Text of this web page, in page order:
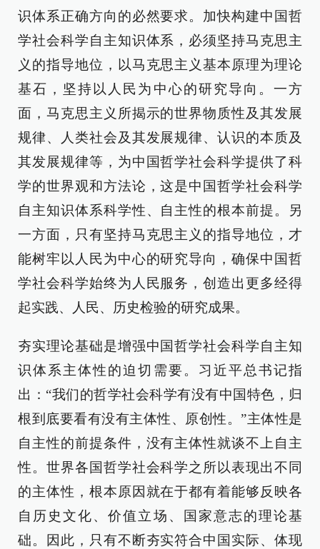
识体系正确方向的必然要求。加快构建中国哲
学社会科学自主知识体系，必须坚持马克思主
义的指导地位，以马克思主义基本原理为理论
基石，坚持以人民为中心的研究导向。一方
面，马克思主义所揭示的世界物质性及其发展
规律、人类社会及其发展规律、认识的本质及
其发展规律等，为中国哲学社会科学提供了科
学的世界观和方法论，这是中国哲学社会科学
自主知识体系科学性、自主性的根本前提。另
一方面，只有坚持马克思主义的指导地位，才
能树牢以人民为中心的研究导向，确保中国哲
学社会科学始终为人民服务，创造出更多经得
起实践、人民、历史检验的研究成果。
夯实理论基础是增强中国哲学社会科学自主知
识体系主体性的迫切需要。习近平总书记指
出：“我们的哲学社会科学有没有中国特色，归
根到底要看有没有主体性、原创性。”主体性是
自主性的前提条件，没有主体性就谈不上自主
性。世界各国哲学社会科学之所以表现出不同
的主体性，根本原因就在于都有着能够反映各
自历史文化、价值立场、国家意志的理论基
础。因此，只有不断夯实符合中国实际、体现